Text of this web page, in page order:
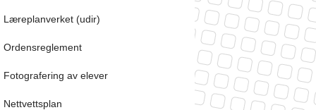
Læreplanverket (udir)
Ordensreglement
Fotografering av elever
Nettvettsplan